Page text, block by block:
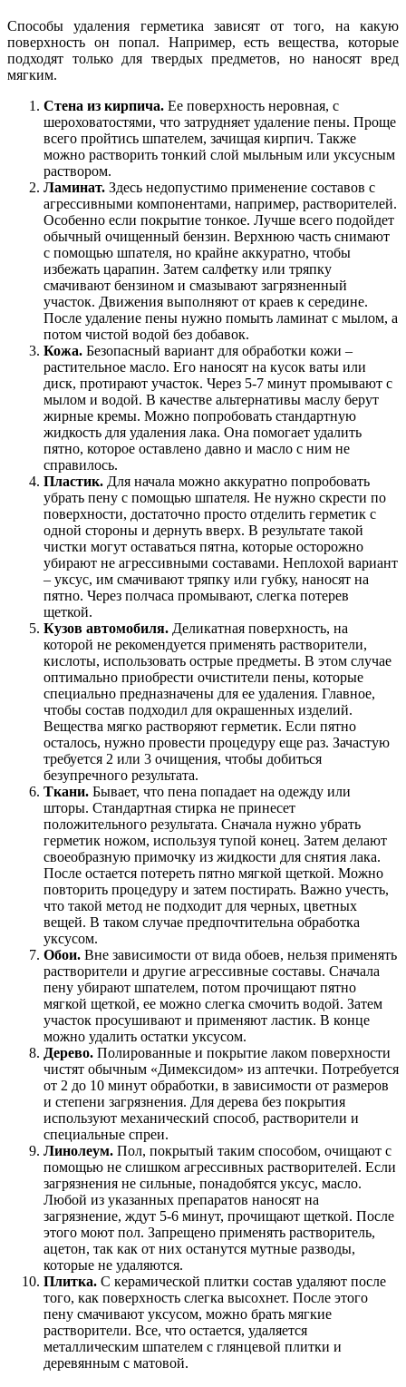
Способы удаления герметика зависят от того, на какую
поверхность он попал. Например, есть вещества, которые
подходят только для твердых предметов, но наносят вред
мягким.
Стена из кирпича. Ее поверхность неровная, с
шероховатостями, что затрудняет удаление пены. Проще
всего пройтись шпателем, зачищая кирпич. Также
можно растворить тонкий слой мыльным или уксусным
раствором.
Ламинат. Здесь недопустимо применение составов с
агрессивными компонентами, например, растворителей.
Особенно если покрытие тонкое. Лучше всего подойдет
обычный очищенный бензин. Верхнюю часть снимают
с помощью шпателя, но крайне аккуратно, чтобы
избежать царапин. Затем салфетку или тряпку
смачивают бензином и смазывают загрязненный
участок. Движения выполняют от краев к середине.
После удаление пены нужно помыть ламинат с мылом, а
потом чистой водой без добавок.
Кожа. Безопасный вариант для обработки кожи –
растительное масло. Его наносят на кусок ваты или
диск, протирают участок. Через 5-7 минут промывают с
мылом и водой. В качестве альтернативы маслу берут
жирные кремы. Можно попробовать стандартную
жидкость для удаления лака. Она помогает удалить
пятно, которое оставлено давно и масло с ним не
справилось.
Пластик. Для начала можно аккуратно попробовать
убрать пену с помощью шпателя. Не нужно скрести по
поверхности, достаточно просто отделить герметик с
одной стороны и дернуть вверх. В результате такой
чистки могут оставаться пятна, которые осторожно
убирают не агрессивными составами. Неплохой вариант
– уксус, им смачивают тряпку или губку, наносят на
пятно. Через полчаса промывают, слегка потерев
щеткой.
Кузов автомобиля. Деликатная поверхность, на
которой не рекомендуется применять растворители,
кислоты, использовать острые предметы. В этом случае
оптимально приобрести очистители пены, которые
специально предназначены для ее удаления. Главное,
чтобы состав подходил для окрашенных изделий.
Вещества мягко растворяют герметик. Если пятно
осталось, нужно провести процедуру еще раз. Зачастую
требуется 2 или 3 очищения, чтобы добиться
безупречного результата.
Ткани. Бывает, что пена попадает на одежду или
шторы. Стандартная стирка не принесет
положительного результата. Сначала нужно убрать
герметик ножом, используя тупой конец. Затем делают
своеобразную примочку из жидкости для снятия лака.
После остается потереть пятно мягкой щеткой. Можно
повторить процедуру и затем постирать. Важно учесть,
что такой метод не подходит для черных, цветных
вещей. В таком случае предпочтительна обработка
уксусом.
Обои. Вне зависимости от вида обоев, нельзя применять
растворители и другие агрессивные составы. Сначала
пену убирают шпателем, потом прочищают пятно
мягкой щеткой, ее можно слегка смочить водой. Затем
участок просушивают и применяют ластик. В конце
можно удалить остатки уксусом.
Дерево. Полированные и покрытие лаком поверхности
чистят обычным «Димексидом» из аптечки. Потребуется
от 2 до 10 минут обработки, в зависимости от размеров
и степени загрязнения. Для дерева без покрытия
используют механический способ, растворители и
специальные спреи.
Линолеум. Пол, покрытый таким способом, очищают с
помощью не слишком агрессивных растворителей. Если
загрязнения не сильные, понадобятся уксус, масло.
Любой из указанных препаратов наносят на
загрязнение, ждут 5-6 минут, прочищают щеткой. После
этого моют пол. Запрещено применять растворитель,
ацетон, так как от них останутся мутные разводы,
которые не удаляются.
Плитка. С керамической плитки состав удаляют после
того, как поверхность слегка высохнет. После этого
пену смачивают уксусом, можно брать мягкие
растворители. Все, что остается, удаляется
металлическим шпателем с глянцевой плитки и
деревянным с матовой.